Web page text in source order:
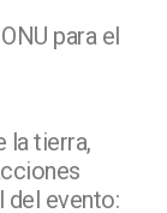
para el
la tierra,
del evento: